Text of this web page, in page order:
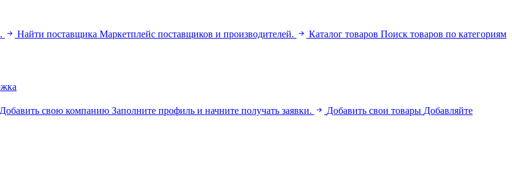
Найти поставщика Маркетплейс поставщиков и производителей. Каталог товаров Поиск товаров по категориям
Добавить свою компанию Заполните профиль и начните получать заявки. Добавить свои товары Добавляйте